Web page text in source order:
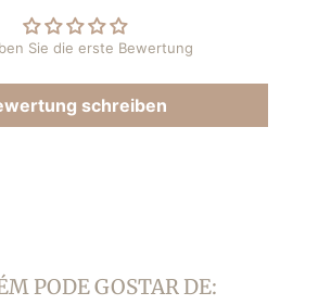
Sie die erste Bewertung
schreiben
PODE GOSTAR DE: